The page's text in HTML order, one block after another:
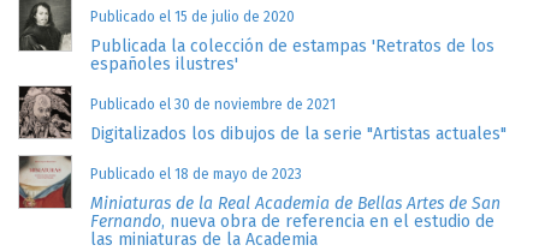
Publicado el 15 de julio de 2020
Publicada la colección de estampas 'Retratos de los
españoles ilustres'
Publicado el 30 de noviembre de 2021
Digitalizados los dibujos de la serie "Artistas actuales"
Publicado el 18 de mayo de 2023
Miniaturas de la Real Academia de Bellas Artes de San
Fernando, nueva obra de referencia en el estudio de
las miniaturas de la Academia